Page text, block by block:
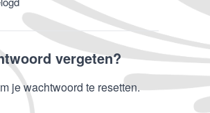
vergeten?
je wachtwoord te resetten.